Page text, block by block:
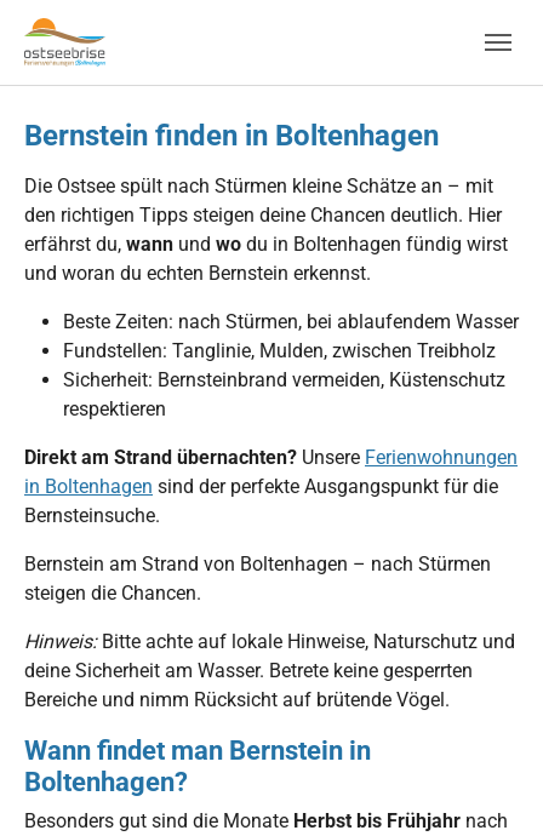
Skip to main navigation
Zum Hauptinhalt springen
Skip to page footer
Bernstein finden in Boltenhagen
Die Ostsee spült nach Stürmen kleine Schätze an – mit
den richtigen Tipps steigen deine Chancen deutlich. Hier
erfährst du, wann und wo du in Boltenhagen fündig wirst
und woran du echten Bernstein erkennst.
Beste Zeiten: nach Stürmen, bei ablaufendem Wasser
Fundstellen: Tanglinie, Mulden, zwischen Treibholz
Sicherheit: Bernsteinbrand vermeiden, Küstenschutz
respektieren
Direkt am Strand übernachten? Unsere Ferienwohnungen
in Boltenhagen sind der perfekte Ausgangspunkt für die
Bernsteinsuche.
Bernstein am Strand von Boltenhagen – nach Stürmen
steigen die Chancen.
Hinweis:Bitte achte auf lokale Hinweise, Naturschutz und
deine Sicherheit am Wasser. Betrete keine gesperrten
Bereiche und nimm Rücksicht auf brütende Vögel.
Wann findet man Bernstein in
Boltenhagen?
Besonders gut sind die Monate Herbst bis Frühjahr nach